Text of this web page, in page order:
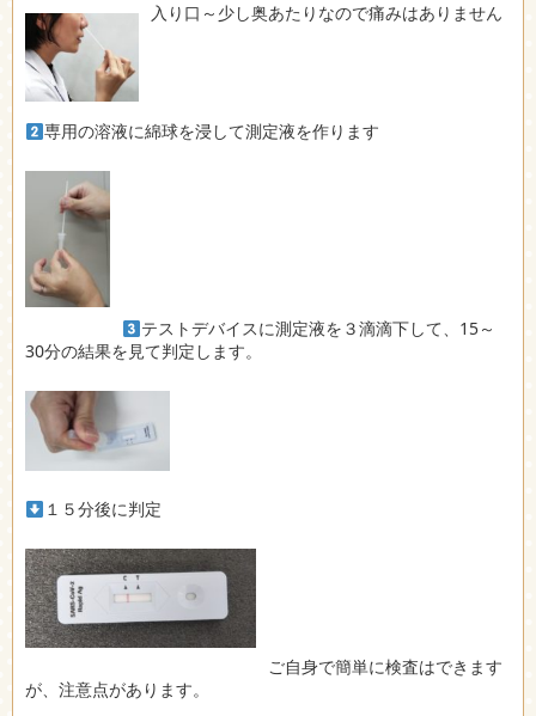
入り口～少し奥あたりなので痛みはありません
専用の溶液に綿球を浸して測定液を作ります
テストデバイスに測定液を３滴滴下して、15～
30分の結果を見て判定します。
１５分後に判定
ご自身で簡単に検査はできます
が、注意点があります。